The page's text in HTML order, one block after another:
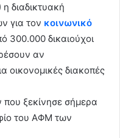
διαδικτυακή
για τον κοινωνικό
300.000 δικαιούχοι
αν
οικονομικές διακοπές
που ξεκίνησε σήμερα
του ΑΦΜ των